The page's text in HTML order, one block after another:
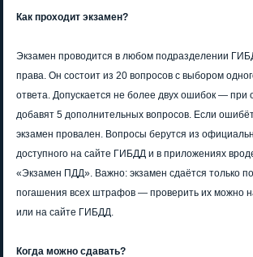
Как проходит экзамен?
Экзамен проводится в любом подразделении
права. Он состоит из 20 вопросов с выбором
ответа. Допускается не более двух ошибок — при
добавят 5 дополнительных вопросов. Если
экзамен провален. Вопросы берутся из
доступного на сайте ГИБДД и в приложениях
«Экзамен ПДД». Важно: экзамен сдаётся только
погашения всех штрафов — проверить их можно
или на сайте ГИБДД.
Когда можно сдавать?